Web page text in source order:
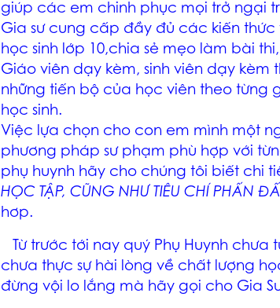
giúp các em chinh phục mọi trở ngại
Gia sư cung cấp đầy đủ các kiến
học sinh lớp 10,chia sẻ mẹo làm bài
Giáo viên dạy kèm, sinh viên dạy kèm
những tiến bộ của học viên theo từng
học sinh.
Việc lựa chọn cho con em mình một
phương pháp sư phạm phù hợp với
phụ huynh hãy cho chúng tôi biết chi
HỌC TẬP, CŨNG NHƯ TIÊU CHÍ PHẤN
hơp.
Từ trước tới nay quý Phụ Huynh
chưa thực sự hài lòng về chất lượng
đừng vội lo lắng mà hãy gọi cho Gia